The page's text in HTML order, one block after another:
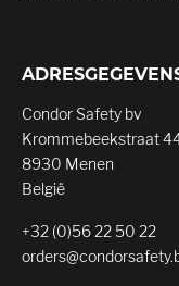
Condor Safety bv
Krommebeekstraat
8930 Menen
België
+32 (0)56 22 50 22